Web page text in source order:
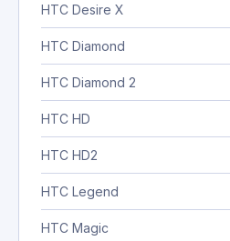
HTC Desire X
HTC Diamond
HTC Diamond 2
HTC HD
HTC HD2
HTC Legend
HTC Magic